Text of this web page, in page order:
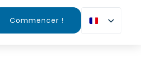
Commencer !